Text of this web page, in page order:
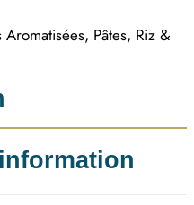
Aromatisées, Pâtes, Riz &